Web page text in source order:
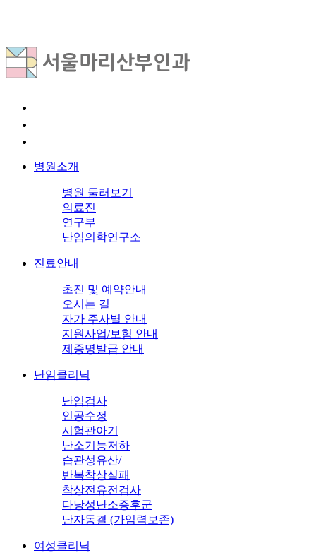
병원소개
병원 둘러보기
의료진
연구부
난임의학연구소
진료안내
초진 및 예약안내
오시는 길
자가 주사별 안내
지원사업/보험 안내
제증명발급 안내
난임클리닉
난임검사
인공수정
시험관아기
난소기능저하
습관성유산/
반복착상실패
착상전유전검사
다낭성난소증후군
난자동결 (가임력보존)
여성클리닉